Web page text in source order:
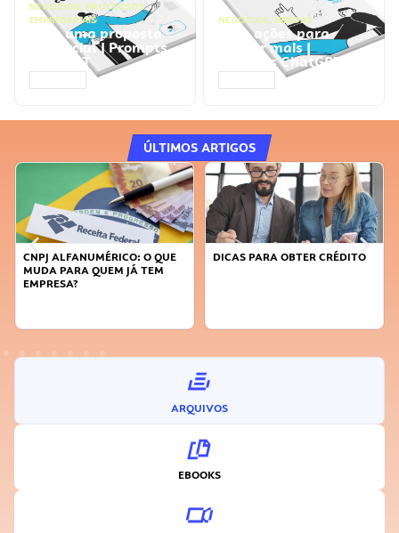
NEGÓCIOS, PROCESSOS
EMPRESARIAIS
Faça uma proposta
comercial | Prompts
ChatGPT
NEGÓCIOS, VENDAS
Faça ações para
vender mais |
Prompts ChatGPT
ÚLTIMOS ARTIGOS
CNPJ ALFANUMÉRICO: O QUE
MUDA PARA QUEM JÁ TEM
EMPRESA?
DICAS PARA OBTER CRÉDITO
ARQUIVOS
EBOOKS